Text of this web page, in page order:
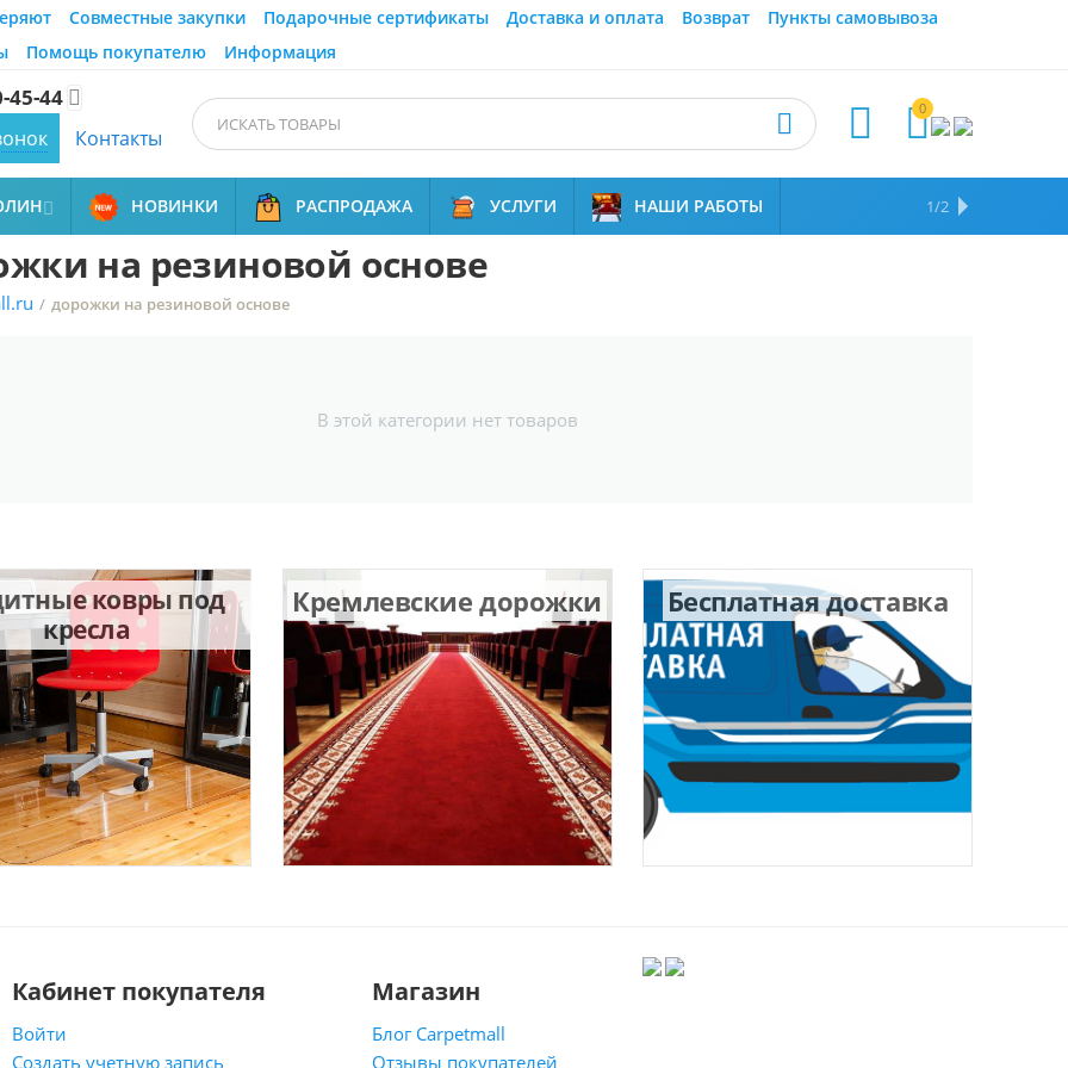
Совместные закупки Подарочные сертификаты Доставка и оплата Возврат
Пункты самовывоза
Помощь покупателю Информация
45-44 
Контакты
0



 НОВИНКИ РАСПРОДАЖА УСЛУГИ НАШИ РАБОТЫ НАМ ДОВЕРЯЮТ
1/2
Ковролин
на резиновой основе
/ дорожки на резиновой основе
В этой категории нет товаров
ковры под
кресла
Кремлевские дорожки Бесплатная доставка
Кабинет покупателя
Войти
Создать учетную запись
Магазин
Блог Carpetmall
Отзывы покупателей